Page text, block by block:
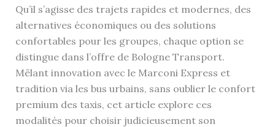
Qu’il s’agisse des trajets rapides et modernes, des
alternatives économiques ou des solutions
confortables pour les groupes, chaque option se
distingue dans l’offre de Bologne Transport.
Mêlant innovation avec le Marconi Express et
tradition via les bus urbains, sans oublier le confort
premium des taxis, cet article explore ces
modalités pour choisir judicieusement son